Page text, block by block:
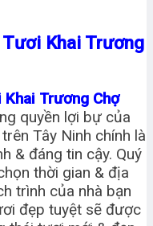
Khai Trương
Trương Chợ
quyền lợi bự của
Tây Ninh chính là
& đáng tin cậy. Quý
thời gian & địa
trình của nhà bạn
đẹp tuyệt sẽ được